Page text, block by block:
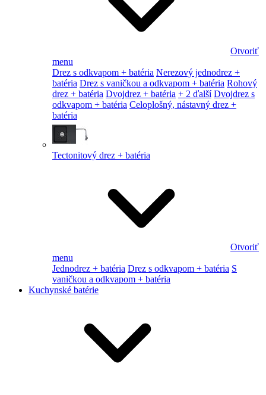
Otvoriť
menu
Drez s odkvapom + batéria Nerezový jednodrez +
batéria Drez s vaničkou a odkvapom + batéria Rohový
drez + batéria Dvojdrez + batéria + 2 ďalší Dvojdrez s
odkvapom + batéria Celoplošný, nástavný drez +
batéria
Tectonitový drez + batéria
Otvoriť
menu
Jednodrez + batéria Drez s odkvapom + batéria S
vaničkou a odkvapom + batéria
Kuchynské batérie